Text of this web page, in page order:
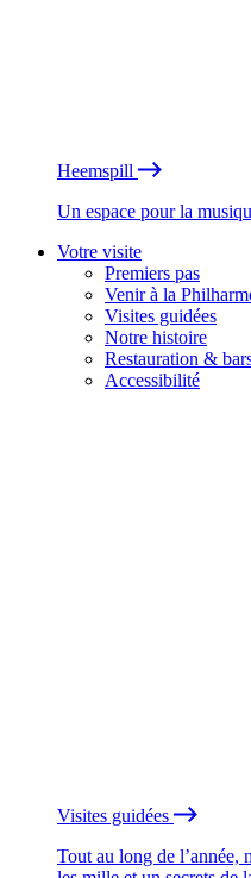
Heemspill
Un espace pour la
Votre visite
Premiers pas
Venir à la
Visites guidées
Notre histoire
Restauration &
Accessibilité
Visites guidées
Tout au long de l’année,